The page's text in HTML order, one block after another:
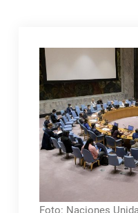
Foto: Naciones